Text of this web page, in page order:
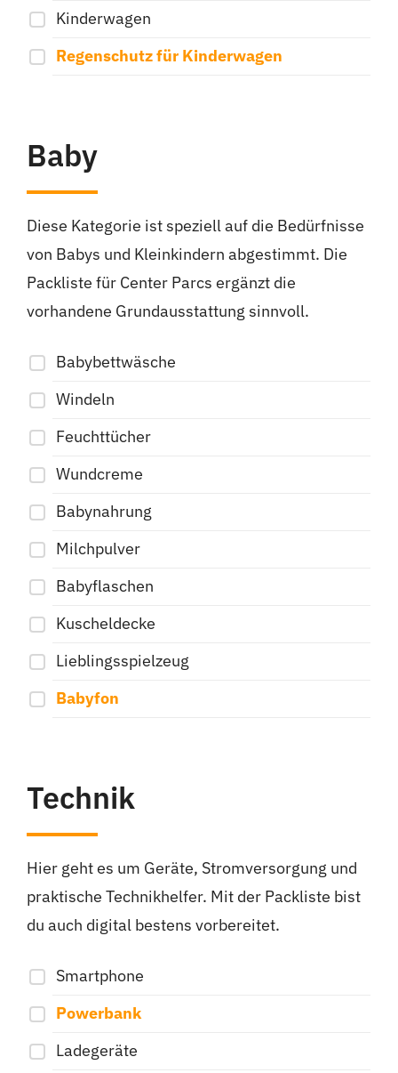
Kinderwagen
Regenschutz für Kinderwagen
Baby
Diese Kategorie ist speziell auf die Bedürfnisse
von Babys und Kleinkindern abgestimmt. Die
Packliste für Center Parcs ergänzt die
vorhandene Grundausstattung sinnvoll.
Babybettwäsche
Windeln
Feuchttücher
Wundcreme
Babynahrung
Milchpulver
Babyflaschen
Kuscheldecke
Lieblingsspielzeug
Babyfon
Technik
Hier geht es um Geräte, Stromversorgung und
praktische Technikhelfer. Mit der Packliste bist
du auch digital bestens vorbereitet.
Smartphone
Powerbank
Ladegeräte